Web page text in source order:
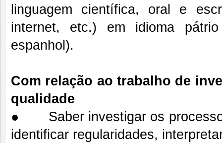
linguagem científica, oral e
internet, etc.) em idioma
espanhol).
Com relação ao trabalho de
qualidade
● Saber investigar os
identificar regularidades,